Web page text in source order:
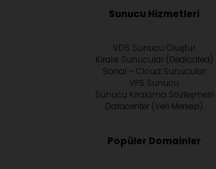
Sunucu Hizmetleri
VDS Sunucu Oluştur
Kiralık Sunucular (Dedicated)
Sanal – Cloud Sunucular
VPS Sunucu
Sunucu Kiralama Sözleşmesi
Datacenter (Veri Merkezi)
Popüler Domainler